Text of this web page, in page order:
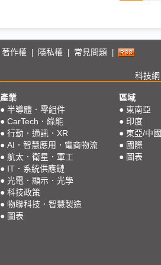
著作權 隱私權 常見問題
科技網
產業
● 半導體．零組件
● CarTech．綠能
● 行動．通訊．XR
● AI．智慧應用．電商物流
● 航太．衛星．軍工
● IT．系統供應鏈
● 光電．顯示．光學
● 科技政策
● 物聯科技．智慧製造
● 圖表
區域
● 東南亞
● 印度
● 東亞/中國
● 國際
● 圖表